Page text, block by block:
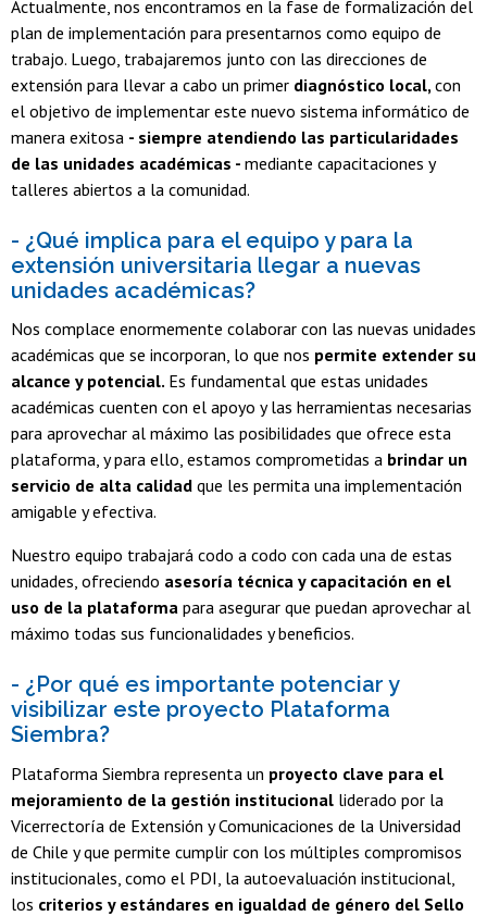
Actualmente, nos encontramos en la fase de formalización del
plan de implementación para presentarnos como equipo de
trabajo. Luego, trabajaremos junto con las direcciones de
extensión para llevar a cabo un primer diagnóstico local, con
el objetivo de implementar este nuevo sistema informático de
manera exitosa - siempre atendiendo las particularidades
de las unidades académicas - mediante capacitaciones y
talleres abiertos a la comunidad.
- ¿Qué implica para el equipo y para la
extensión universitaria llegar a nuevas
unidades académicas?
Nos complace enormemente colaborar con las nuevas unidades
académicas que se incorporan, lo que nos permite extender su
alcance y potencial. Es fundamental que estas unidades
académicas cuenten con el apoyo y las herramientas necesarias
para aprovechar al máximo las posibilidades que ofrece esta
plataforma, y para ello, estamos comprometidas a brindar un
servicio de alta calidad que les permita una implementación
amigable y efectiva.
Nuestro equipo trabajará codo a codo con cada una de estas
unidades, ofreciendo asesoría técnica y capacitación en el
uso de la plataforma para asegurar que puedan aprovechar al
máximo todas sus funcionalidades y beneficios.
- ¿Por qué es importante potenciar y
visibilizar este proyecto Plataforma
Siembra?
Plataforma Siembra representa un proyecto clave para el
mejoramiento de la gestión institucional liderado por la
Vicerrectoría de Extensión y Comunicaciones de la Universidad
de Chile y que permite cumplir con los múltiples compromisos
institucionales, como el PDI, la autoevaluación institucional,
los criterios y estándares en igualdad de género del Sello